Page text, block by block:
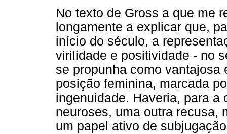
No texto de Gross a que me
longamente a explicar que,
início do século, a
virilidade e positividade - no
se propunha como vantajosa
posição feminina, marcada
ingenuidade. Haveria, para
neuroses, uma outra recusa,
um papel ativo de